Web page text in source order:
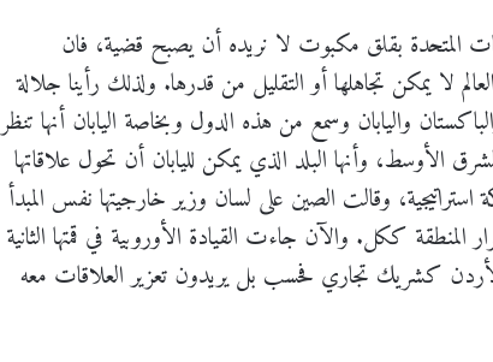
المتحدة بقلق مكبوت لا نريده أن يصبح قضية، فان
لا يمکن تجاهلها أو التقليل من قدرها. ولذلك رأينا جلالة
واليابان وسمع من هذه الدول وبخاصة اليابان أنها تنظر
الأوسط، وأنها البلد الذي يمكن لليابان أن تحول علاقاتها
وقالت الصين على لسان وزير خارجيتها نفس المبدأ
المنطقة ككل. والآن جاءت القيادة الأوروبية في قمتها الثانية
كشريك تجاري فحسب بل يريدون تعزير العلاقات معه